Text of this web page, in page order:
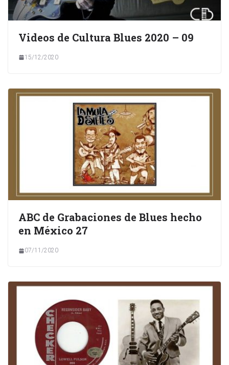
Videos de Cultura Blues 2020 – 09
15/12/2020
ABC de Grabaciones de Blues hecho
en México 27
07/11/2020